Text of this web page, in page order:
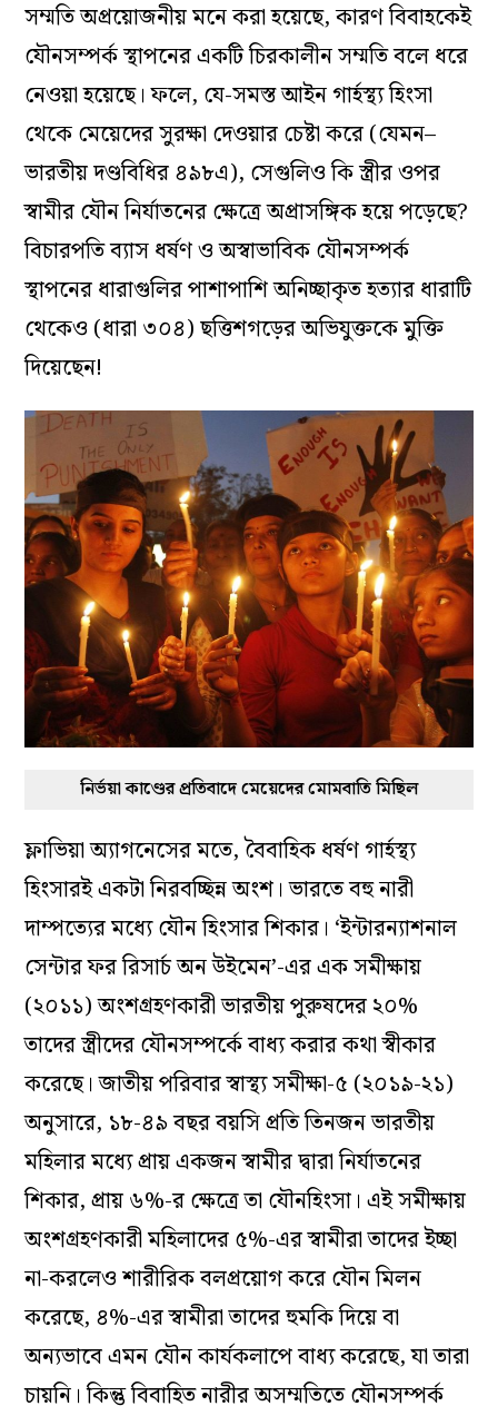
সম্মতি অপ্রয়োজনীয় মনে করা হয়েছে, কারণ বিবাহকেই
যৌনসম্পর্ক স্থাপনের একটি চিরকালীন সম্মতি বলে ধরে
নেওয়া হয়েছে। ফলে, যে-সমস্ত আইন গার্হস্থ্য হিংসা
থেকে মেয়েদের সুরক্ষা দেওয়ার চেষ্টা করে (যেমন–
ভারতীয় দণ্ডবিধির ৪৯৮এ), সেগুলিও কি স্ত্রীর ওপর
স্বামীর যৌন নির্যাতনের ক্ষেত্রে অপ্রাসঙ্গিক হয়ে পড়েছে?
বিচারপতি ব্যাস ধর্ষণ ও অস্বাভাবিক যৌনসম্পর্ক
স্থাপনের ধারাগুলির পাশাপাশি অনিচ্ছাকৃত হত্যার ধারাটি
থেকেও (ধারা ৩০৪) ছত্তিশগড়ের অভিযুক্তকে মুক্তি
দিয়েছেন!
নির্ভয়া কাণ্ডের প্রতিবাদে মেয়েদের মোমবাতি মিছিল
ফ্লাভিয়া অ্যাগনেসের মতে, বৈবাহিক ধর্ষণ গার্হস্থ্য
হিংসারই একটা নিরবচ্ছিন্ন অংশ। ভারতে বহু নারী
দাম্পত্যের মধ্যে যৌন হিংসার শিকার। ‘ইন্টারন্যাশনাল
সেন্টার ফর রিসার্চ অন উইমেন’-এর এক সমীক্ষায়
(২০১১) অংশগ্রহণকারী ভারতীয় পুরুষদের ২০%
তাদের স্ত্রীদের যৌনসম্পর্কে বাধ্য করার কথা স্বীকার
করেছে। জাতীয় পরিবার স্বাস্থ্য সমীক্ষা-৫ (২০১৯-২১)
অনুসারে, ১৮-৪৯ বছর বয়সি প্রতি তিনজন ভারতীয়
মহিলার মধ্যে প্রায় একজন স্বামীর দ্বারা নির্যাতনের
শিকার, প্রায় ৬%-র ক্ষেত্রে তা যৌনহিংসা। এই সমীক্ষায়
অংশগ্রহণকারী মহিলাদের ৫%-এর স্বামীরা তাদের ইচ্ছা
না-করলেও শারীরিক বলপ্রয়োগ করে যৌন মিলন
করেছে, ৪%-এর স্বামীরা তাদের হুমকি দিয়ে বা
অন্যভাবে এমন যৌন কার্যকলাপে বাধ্য করেছে, যা তারা
চায়নি। কিন্তু বিবাহিত নারীর অসম্মতিতে যৌনসম্পর্ক